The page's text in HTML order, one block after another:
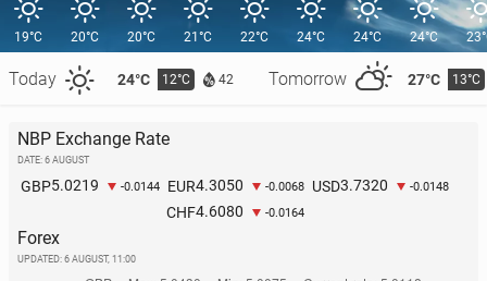
19°C
Today 24°C 12°C 42 Tomorrow 27°C 13°C
20°C 20°C 21°C 22°C 24°C 24°C 24°C
NBP Exchange Rate
DATE: 6 AUGUST
GBP5.0219 -0.0144 EUR4.3050 -0.0068 USD3.7320 -0.0148
CHF4.6080 -0.0164
Forex
UPDATED: 6 AUGUST, 11:00